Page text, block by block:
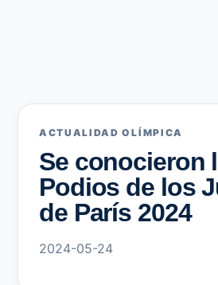
ACTUALIDAD OLÍMPICA
Se conocieron
Podios de los
de París 2024
2024-05-24